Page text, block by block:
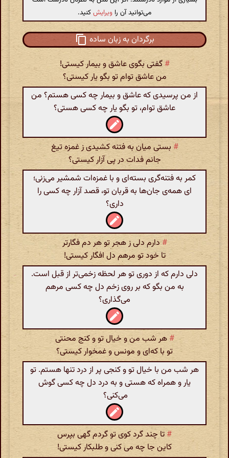
می‌توانید آن را ویرایشکنید.
برگردان به زبان ساده
# گفتی بگوی عاشق و بیمار کیستی!
من عاشق توام تو بگو یار کیستی؟
از من پرسیدی که عاشق و بیمار چه کسی هستم؟ من
عاشق توام، تو بگو یار چه کسی هستی؟
# بستی میان به فتنه کشیدی ز غمزه تیغ
جانم فدات در پی آزار کیستی؟
کمر به فتنه‌گری بسته‌ای و با غمزه‌ات شمشیر می‌زنی؛
ای همه‌ی جان‌ها به قربان تو، قصد آزار چه کسی را
داری؟
#دارم دلی ز هجر تو هر دم فگارتر
تا خود تو مرهم دل افگار کیستی!
دلی دارم که از دوری تو هر لحظه زخمی‌تر از قبل است.
به من بگو که بر روی زخم دل چه کسی مرهم
می‌گذاری؟
# هر شب من و خیال تو و کنج محنتی
تو با که‌ای و مونس و غمخوار کیستی؟
هر شب من با خیال تو و کنجی پر از درد تنها هستم. تو
یار و همراه که هستی و به درد دل چه کسی گوش
می‌کنی؟
#تا چند گرد کوی تو گردم گهی بپرس
کاین جا چه می کنی و طلبکار کیستی!